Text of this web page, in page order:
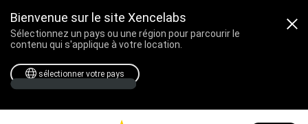
Bienvenue sur le site Xencelabs
Sélectionnez un pays ou une région pour parcourir le
contenu qui s'applique à votre location.
sélectionner votre pays